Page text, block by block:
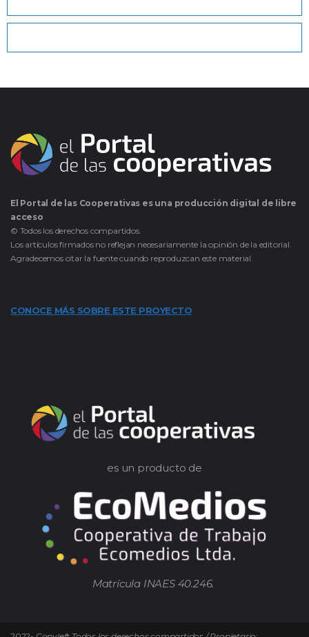
El Portal de las Cooperativas es una producción digital de libre
acceso
© Todos los derechos compartidos.
Los artículos firmados no reflejan necesariamente la opinión de la editorial.
Agradecemos citar la fuente cuando reproduzcan este material.
CONOCE MÁS SOBRE ESTE PROYECTO
es un producto de
Matrícula INAES 40.246.